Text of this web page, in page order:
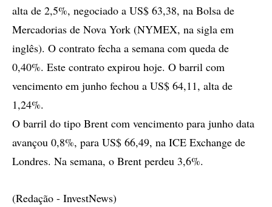
alta de 2,5%, negociado a US$ 63,38, na Bolsa de
Mercadorias de Nova York (NYMEX, na sigla em
inglês). O contrato fecha a semana com queda de
0,40%. Este contrato expirou hoje. O barril com
vencimento em junho fechou a US$ 64,11, alta de
1,24%.
O barril do tipo Brent com vencimento para junho data
avançou 0,8%, para US$ 66,49, na ICE Exchange de
Londres. Na semana, o Brent perdeu 3,6%.
(Redação - InvestNews)